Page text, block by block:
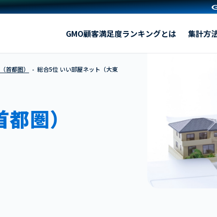
いい部屋ネット（大東建託）GMO顧客満足度ランキングとは 集計方
首都圏） 総合5位 いい部屋ネット（大東
圏）